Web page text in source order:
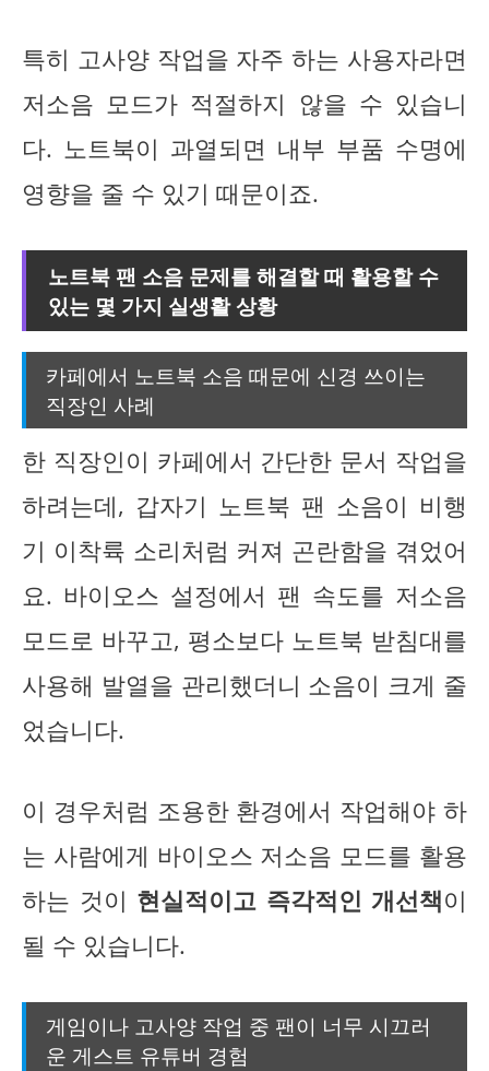
특히 고사양 작업을 자주 하는 사용자라면
저소음 모드가 적절하지 않을 수 있습니
다. 노트북이 과열되면 내부 부품 수명에
영향을 줄 수 있기 때문이죠.
노트북 팬 소음 문제를 해결할 때 활용할 수
있는 몇 가지 실생활 상황
카페에서 노트북 소음 때문에 신경 쓰이는
직장인 사례
한 직장인이 카페에서 간단한 문서 작업을
하려는데, 갑자기 노트북 팬 소음이 비행
기 이착륙 소리처럼 커져 곤란함을 겪었어
요. 바이오스 설정에서 팬 속도를 저소음
모드로 바꾸고, 평소보다 노트북 받침대를
사용해 발열을 관리했더니 소음이 크게 줄
었습니다.
이 경우처럼 조용한 환경에서 작업해야 하
는 사람에게 바이오스 저소음 모드를 활용
하는 것이 현실적이고 즉각적인 개선책이
될 수 있습니다.
게임이나 고사양 작업 중 팬이 너무 시끄러
운 게스트 유튜버 경험